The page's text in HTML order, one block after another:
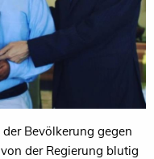
Bevölkerung gegen
der Regierung blutig